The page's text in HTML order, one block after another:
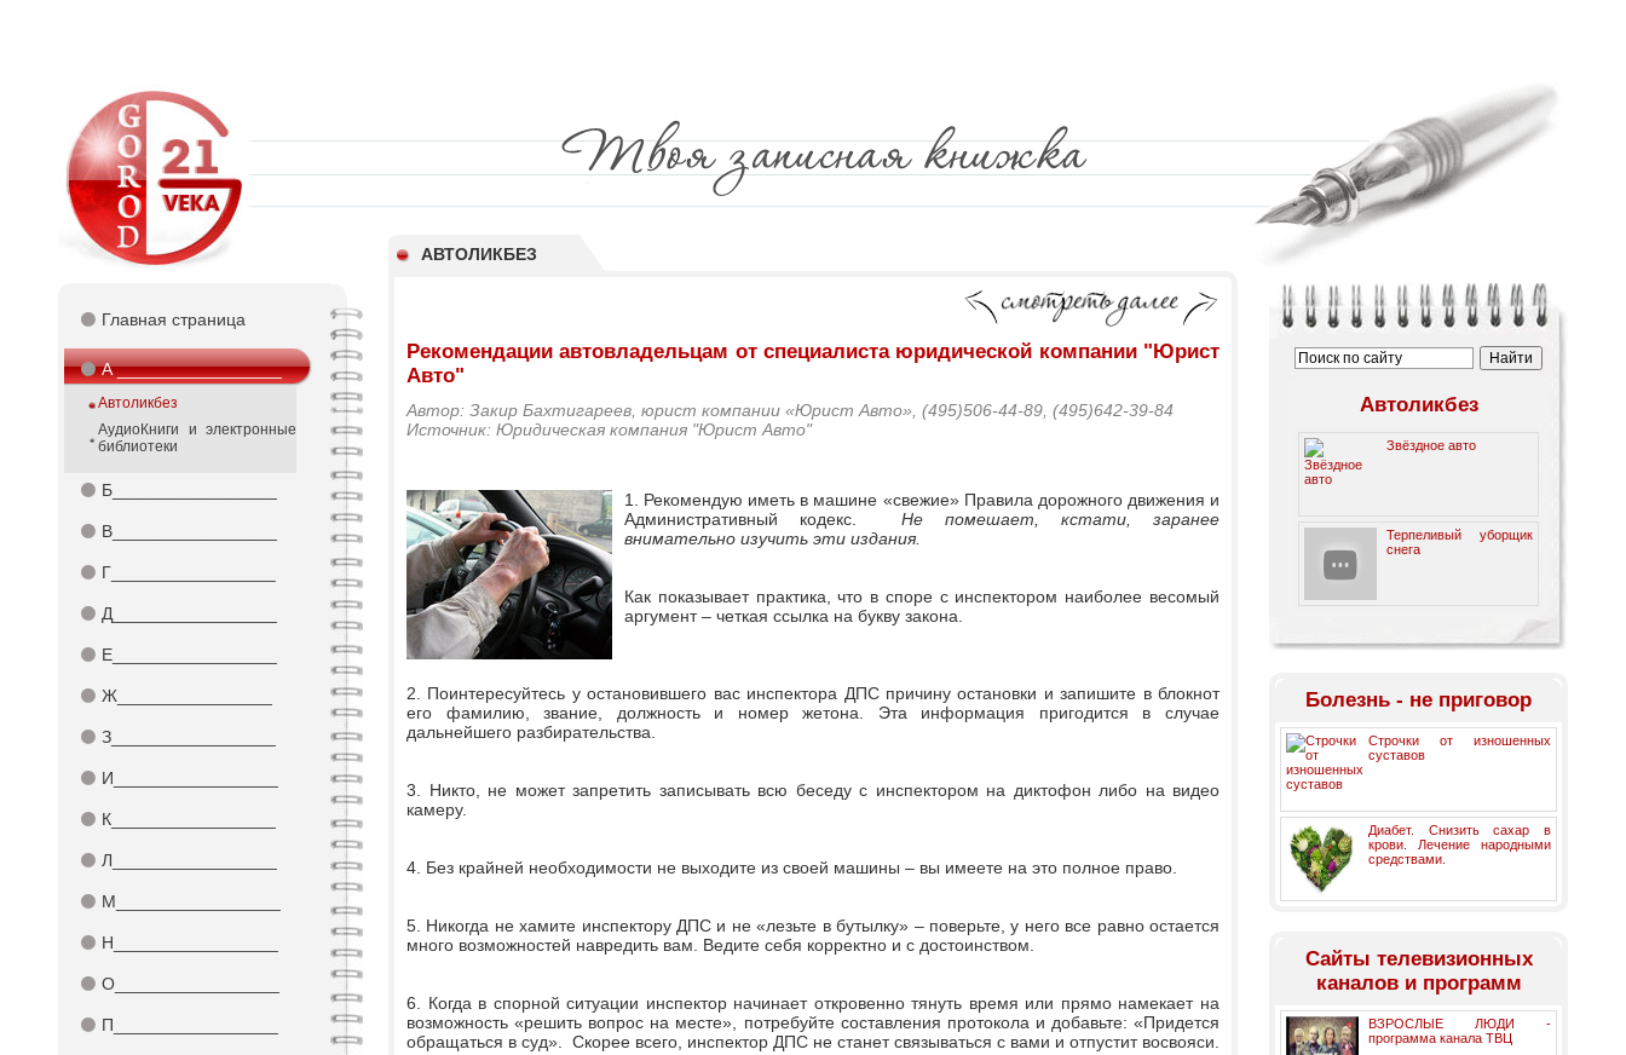
АВТОЛИКБЕЗ
⚫ Главная страница
⚫А _________________
Автоликбез
АудиоКниги и электронные
библиотеки
⚫ Б_________________
⚫ В_________________
⚫ Г_________________
⚫ Д_________________
⚫ Е_________________
⚫ Ж________________
⚫ З_________________
⚫ И_________________
⚫ К_________________
⚫ Л_________________
⚫ М_________________
⚫ Н_________________
⚫ О_________________
⚫ П_________________
Рекомендации автовладельцам от специалиста юридической компании "Юрист
Авто"
Автор: Закир Бахтигареев, юрист компании «Юрист Авто», (495)506-44-89, (495)642-39-84
Источник: Юридическая компания "Юрист Авто"
1. Рекомендую иметь в машине «свежие» Правила дорожного движения и
Административный кодекс. Не помешает, кстати, заранее
внимательно изучить эти издания.
Как показывает практика, что в споре с инспектором наиболее весомый
аргумент – четкая ссылка на букву закона.
2. Поинтересуйтесь у остановившего вас инспектора ДПС причину остановки и запишите в блокнот
его фамилию, звание, должность и номер жетона. Эта информация пригодится в случае
дальнейшего разбирательства.
3. Никто, не может запретить записывать всю беседу с инспектором на диктофон либо на видео
камеру.
4. Без крайней необходимости не выходите из своей машины – вы имеете на это полное право.
5. Никогда не хамите инспектору ДПС и не «лезьте в бутылку» – поверьте, у него все равно остается
много возможностей навредить вам. Ведите себя корректно и с достоинством.
6. Когда в спорной ситуации инспектор начинает откровенно тянуть время или прямо намекает на
возможность «решить вопрос на месте», потребуйте составления протокола и добавьте: «Придется
обращаться в суд». Скорее всего, инспектор ДПС не станет связываться с вами и отпустит восвояси.
Автоликбез
Звёздное авто
Терпеливый уборщик
снега
Болезнь - не приговор
Строчки от изношенных
суставов
Диабет. Снизить сахар в
крови. Лечение народными
средствами.
Cайты телевизионных
каналов и программ
ВЗРОСЛЫЕ ЛЮДИ -
программа канала ТВЦ